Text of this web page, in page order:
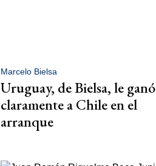
Marcelo Bielsa
Uruguay, de Bielsa, le ganó
claramente a Chile en el
arranque